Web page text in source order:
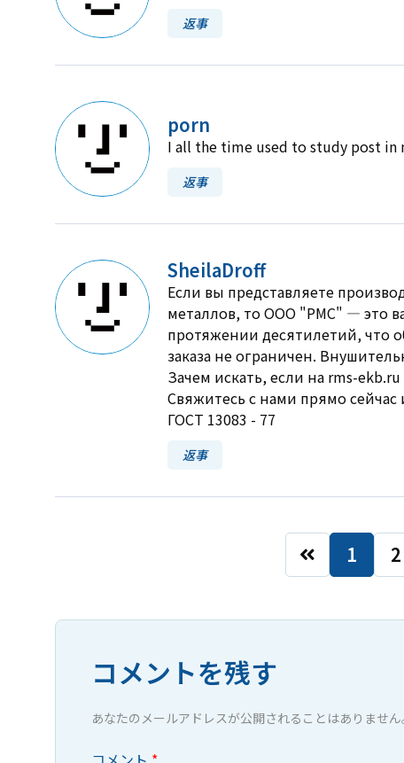
返事
I all the time used to study post in
porn
返事
Если вы представляете
металлов, то ООО "РМС" — это
протяжении десятилетий, что
заказа не ограничен.
Зачем искать, если на rms-
Свяжитесь с нами прямо
ГОСТ 13083 - 77
SheilaDroff
返事
1 2
コメントを残す
あなたのメールアドレスが公開されることはありませ